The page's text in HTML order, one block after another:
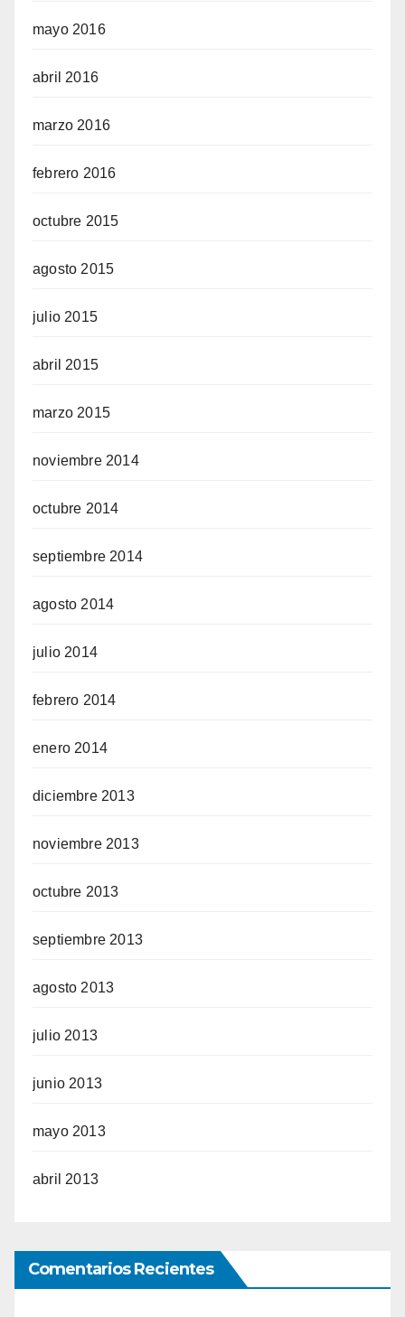
mayo 2016
abril 2016
marzo 2016
febrero 2016
octubre 2015
agosto 2015
julio 2015
abril 2015
marzo 2015
noviembre 2014
octubre 2014
septiembre 2014
agosto 2014
julio 2014
febrero 2014
enero 2014
diciembre 2013
noviembre 2013
octubre 2013
septiembre 2013
agosto 2013
julio 2013
junio 2013
mayo 2013
abril 2013
Comentarios Recientes